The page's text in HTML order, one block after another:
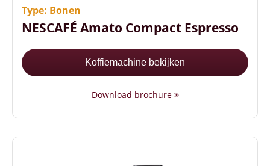
Energiezuinig (A++ energielabel)
Type: Bonen
NESCAFÉ Amato Compact Espresso
Koffiemachine bekijken
Download brochure